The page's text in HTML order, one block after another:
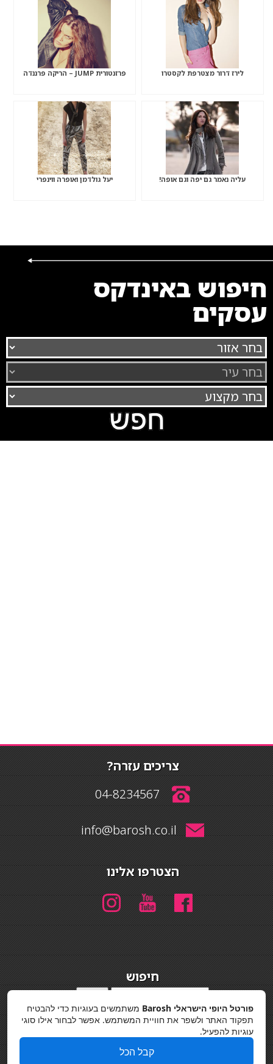
לירז דרור מצטרפת לקסטרו פרזנטורית JUMP – הריקה פרננדה
עליה נאמר גם יפה וגם אופה! יעל גולדמן ואופרה ווינפרי
חיפוש באינדקס
עסקים
צריכים עזרה?
04-8234567
info@barosh.co.il
הצטרפו אלינו
חיפוש
מדיניות פרטיות
פורטל היופי הישראלי Barosh
משתמשים בעוגיות כדי להבטיח
תפקוד האתר ולשפר את חוויית המשתמש. אפשר לבחור אילו סוגי
עוגיות להפעיל.
קבל הכל